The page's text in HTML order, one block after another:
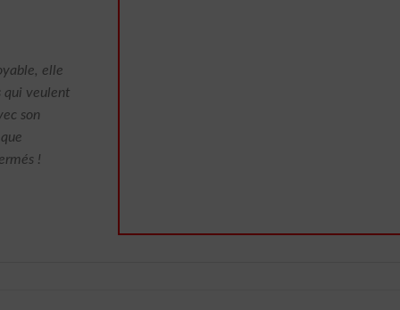
elle
qui veulent
son
!